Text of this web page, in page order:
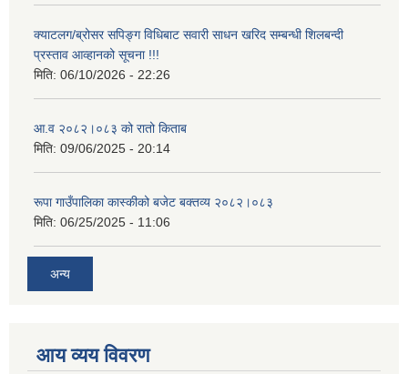
क्याटलग/ब्रोसर सपिङ्ग विधिबाट सवारी साधन खरिद सम्बन्धी शिलबन्दी
प्रस्ताव आव्हानको सूचना !!!
मिति: 06/10/2026 - 22:26
आ.व २०८२।०८३ को रातो किताब
मिति: 09/06/2025 - 20:14
रूपा गाउँपालिका कास्कीको बजेट बक्तव्य २०८२।०८३
मिति: 06/25/2025 - 11:06
अन्य
आय व्यय विवरण